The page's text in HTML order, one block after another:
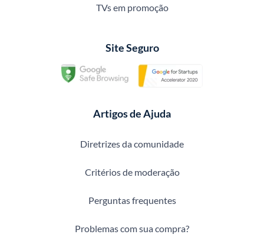
TVs em promoção
Site Seguro
Artigos de Ajuda
Diretrizes da comunidade
Critérios de moderação
Perguntas frequentes
Problemas com sua compra?